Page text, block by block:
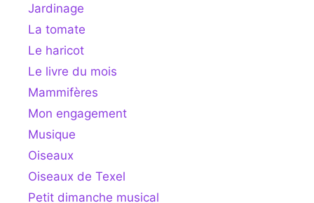
Jardinage
La tomate
Le haricot
Le livre du mois
Mammifères
Mon engagement
Musique
Oiseaux
Oiseaux de Texel
Petit dimanche musical